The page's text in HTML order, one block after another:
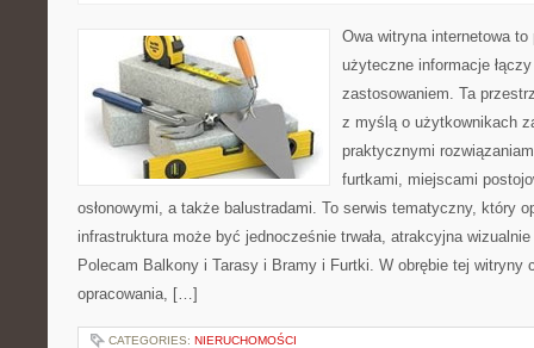
Owa witryna internetowa
użyteczne informacje
zastosowaniem. Ta
z myślą o użytkownikach
praktycznymi
furtkami, miejscami
osłonowymi, a także balustradami. To serwis tematyczny, który
infrastruktura może być jednocześnie trwała, atrakcyjna
Polecam Balkony i Tarasy i Bramy i Furtki. W obrębie tej witryny
opracowania, […]
CATEGORIES: NIERUCHOMOŚCI